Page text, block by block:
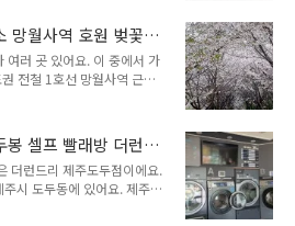
정성을 다해 최선을 답변한
의 AI기능을 사용한다면 그
때도 종종 있어요. 삼성 갤
리 일상 속으로 매우 빠르게
를 일반적인 사용 수준
게 해주고 있기 때문에 실제
용할 만 해요. 그렇지만 아
망월사역 호원 벚꽃
여러 곳 있어요. 이 중에서 가
전철 1호선 망월사역 근처
"벚꽃 다 떨어진 거 아니
울에 내리는 송이 송이 눈꽃
벼운 공기에 나풀나풀 흩날리
돌멩이가 땅바닥으로 떨어지
눈이라서 바람에 약간 하늘하
아주 약간 그런 모습이 있었
봉 셀프 빨래방 더런드
더런드리 제주도두점이에요.
시 도두동에 있어요. 제주도
있는 동네로 잘 알려져 있